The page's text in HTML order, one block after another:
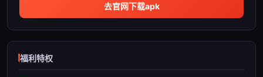
去官网下载apk
福利特权